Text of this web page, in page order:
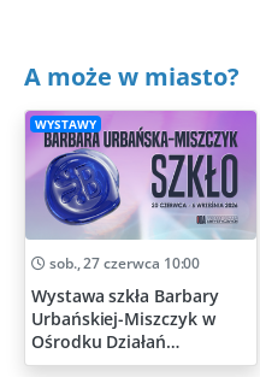
A może w miasto?
WYSTAWY
sob., 27 czerwca 10:00
Wystawa szkła Barbary
Urbańskiej-Miszczyk w
Ośrodku Działań
Artystycznych